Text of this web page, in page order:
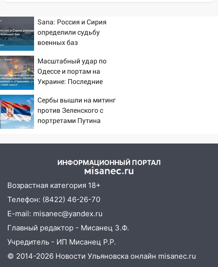
14:14
Студента из Ульяновска обманули
мошенники под видом преподавателя
14:12
Куда жаловаться ульяновцам на
упавшее дерево или затопленную улицу
после непогоды
13:59
В Новом городе ураганным
ветром сорвало опалубку со
строящегося дома
Стихия продолжает крушить
Ульяновск: дерево рухнуло на дом на
Орджоникидзе
13:47 На Нижней Террасе мощным
ветром вырвало дерево с корнем
13:46 Сильный ветер сорвал крышу с
СТО на проспекте Созидателей
Sana: Россия и Сирия
определили судьбу
военных баз
Масштабный удар по
Одессе и портам на
Украине: Последние
ударах России 9 августа
2026 года
Сербы вышли на митинг
против Зеленского с
портретами Путина
ИНФОРМАЦИОННЫЙ ПОРТАЛ
Возрастная категория 18+
Телефон: (8422) 46-26-70
E-mail: misanec@yandex.ru
Главный редактор - Мисанец З.Ф.
Учредитель - ИП Мисанец Р.Р.
© 2014-2026 Новости Ульяновска онлайн misanec.ru